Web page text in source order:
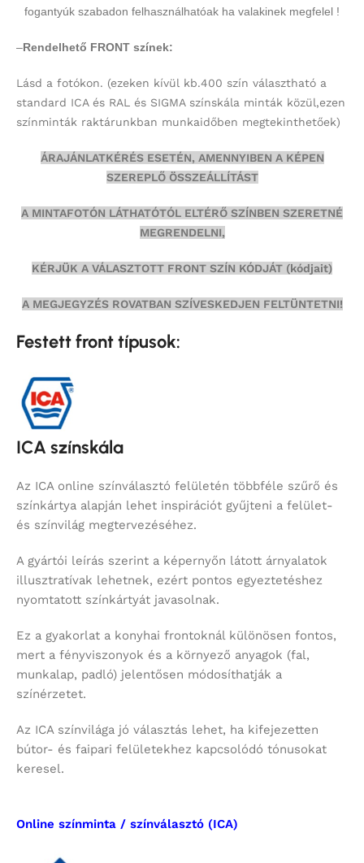
fogantyúk szabadon felhasználhatóak ha valakinek megfelel !
–Rendelhető FRONT színek:
Lásd a fotókon. (ezeken kívül kb.400 szín választható a
standard ICA és RAL és SIGMA színskála minták közül,ezen
színminták raktárunkban munkaidőben megtekinthetőek)
ÁRAJÁNLATKÉRÉS ESETÉN, AMENNYIBEN A KÉPEN
SZEREPLŐ ÖSSZEÁLLÍTÁST
A MINTAFOTÓN LÁTHATÓTÓL ELTÉRŐ SZÍNBEN SZERETNÉ
MEGRENDELNI,
KÉRJÜK A VÁLASZTOTT FRONT SZÍN KÓDJÁT (kódjait)
A MEGJEGYZÉS ROVATBAN SZÍVESKEDJEN FELTÜNTETNI!
Festett front típusok:
ICA színskála
Az ICA online színválasztó felületén többféle szűrő és
színkártya alapján lehet inspirációt gyűjteni a felület-
és színvilág megtervezéséhez.
A gyártói leírás szerint a képernyőn látott árnyalatok
illusztratívak lehetnek, ezért pontos egyeztetéshez
nyomtatott színkártyát javasolnak.
Ez a gyakorlat a konyhai frontoknál különösen fontos,
mert a fényviszonyok és a környező anyagok (fal,
munkalap, padló) jelentősen módosíthatják a
színérzetet.
Az ICA színvilága jó választás lehet, ha kifejezetten
bútor- és faipari felületekhez kapcsolódó tónusokat
keresel.
Online színminta / színválasztó (ICA)